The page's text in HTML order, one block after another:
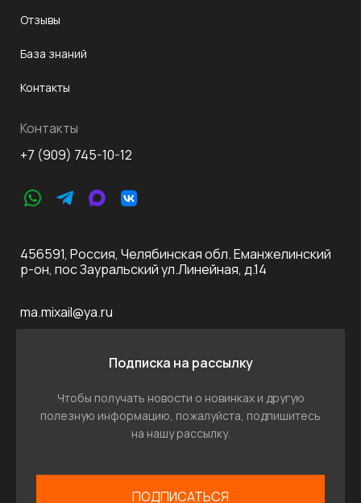
Отзывы
База знаний
Контакты
Контакты
+7 (909) 745-10-12
456591, Россия, Челябинская обл. Еманжелинский
р-он, пос Зауральский ул.Линейная, д.14
ma.mixail@ya.ru
Подписка на рассылку
Чтобы получать новости о новинках и другую
полезную информацию, пожалуйста, подпишитесь
на нашу рассылку.
ПОДПИСАТЬСЯ